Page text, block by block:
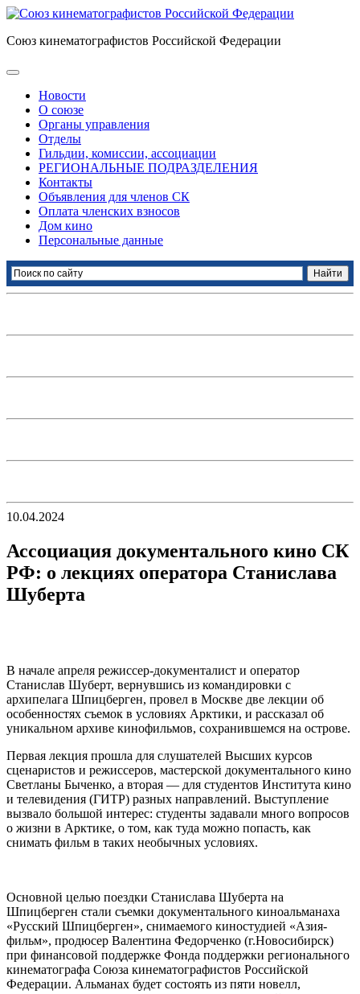
Союз кинематографистов Российской Федерации
Новости
О союзе
Органы управления
Отделы
Гильдии, комиссии, ассоциации
РЕГИОНАЛЬНЫЕ ПОДРАЗДЕЛЕНИЯ
Контакты
Объявления для членов СК
Оплата членских взносов
Дом кино
Персональные данные
10.04.2024
Ассоциация документального кино СК
РФ: о лекциях оператора Станислава
Шуберта
В начале апреля режиссер-документалист и оператор
Станислав Шуберт, вернувшись из командировки с
архипелага Шпицберген, провел в Москве две лекции об
особенностях съемок в условиях Арктики, и рассказал об
уникальном архиве кинофильмов, сохранившемся на острове.
Первая лекция прошла для слушателей Высших курсов
сценаристов и режиссеров, мастерской документального кино
Светланы Быченко, а вторая — для студентов Института кино
и телевидения (ГИТР) разных направлений. Выступление
вызвало большой интерес: студенты задавали много вопросов
о жизни в Арктике, о том, как туда можно попасть, как
снимать фильм в таких необычных условиях.
Основной целью поездки Станислава Шуберта на
Шпицберген стали съемки документального киноальманаха
«Русский Шпицберген», снимаемого киностудией «Азия-
фильм», продюсер Валентина Федорченко (г.Новосибирск)
при финансовой поддержке Фонда поддержки регионального
кинематографа Союза кинематографистов Российской
Федерации. Альманах будет состоять из пяти новелл,